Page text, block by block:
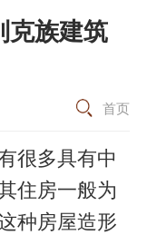
克族建筑
首页
很多具有中
住房一般为
种房屋造形